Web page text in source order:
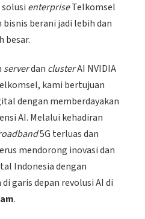
enterpriseTelkomsel
berani jadi lebih dan
besar.
serverdan clusterAI NVIDIA
kami bertujuan
dengan memberdayakan
AI. Melalui kehadiran
5G terluas dan
mendorong inovasi dan
Indonesia dengan
garis depan revolusi AI di
.